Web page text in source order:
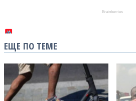
ЕЩЕ ПО ТЕМЕ